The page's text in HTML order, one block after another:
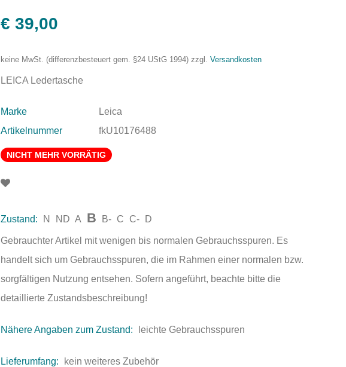
€ 39,00
keine MwSt. (differenzbesteuert gem. §24 UStG 1994) zzgl. Versandkosten
LEICA Ledertasche
Marke
Leica
Artikelnummer
fkU10176488
NICHT MEHR VORRÄTIG
Zustand: N ND A B B- C C- D
Gebrauchter Artikel mit wenigen bis normalen Gebrauchsspuren. Es
handelt sich um Gebrauchsspuren, die im Rahmen einer normalen bzw.
sorgfältigen Nutzung entsehen. Sofern angeführt, beachte bitte die
detaillierte Zustandsbeschreibung!
Nähere Angaben zum Zustand: leichte Gebrauchsspuren
Lieferumfang: kein weiteres Zubehör